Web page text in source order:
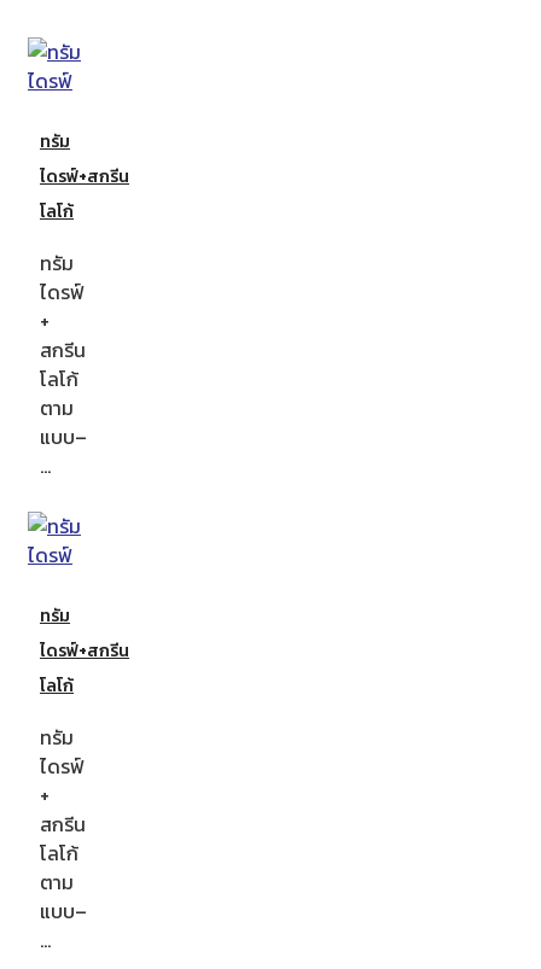
ทรัม
ไดรฟ์+สกรีน
โลโก้
ทรัม
ไดรฟ์
+
สกรีน
โลโก้
ตาม
แบบ–
…
ทรัม
ไดรฟ์+สกรีน
โลโก้
ทรัม
ไดรฟ์
+
สกรีน
โลโก้
ตาม
แบบ–
…